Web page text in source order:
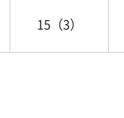
15（3）